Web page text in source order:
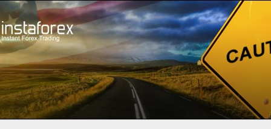
Промоакции События Интерактивный календарь